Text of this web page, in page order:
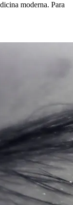
moderna. Para